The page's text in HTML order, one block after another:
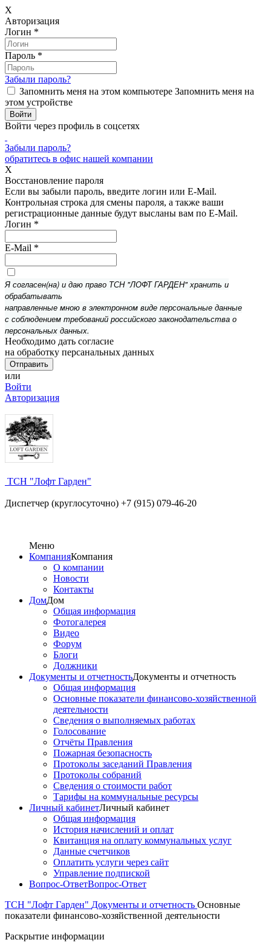
X
Авторизация
Логин *
Пароль *
Забыли пароль?
Запомнить меня на этом компьютере Запомнить меня на
этом устройстве
Войти через профиль в соцсетях
Забыли пароль?
обратитесь в офис нашей компании
X
Восстановление пароля
Если вы забыли пароль, введите логин или E-Mail.
Контрольная строка для смены пароля, а также ваши
регистрационные данные будут высланы вам по E-Mail.
Логин *
E-Mail *
Я согласен(на) и даю право ТСН "ЛОФТ ГАРДЕН" хранить и
обрабатывать
направленные мною в электронном виде персональные данные
с соблюдением требований российского законодательства о
персональных данных.
Необходимо дать согласие
на обработку персанальных данных
или
Войти
Авторизация
ТСН "Лофт Гарден"
Диспетчер (круглосуточно) +7 (915) 079-46-20
Меню
КомпанияКомпания
О компании
Новости
Контакты
ДомДом
Общая информация
Фотогалерея
Видео
Форум
Блоги
Должники
Документы и отчетностьДокументы и отчетность
Общая информация
Основные показатели финансово-хозяйственной
деятельности
Сведения о выполняемых работах
Голосование
Отчёты Правления
Пожарная безопасность
Протоколы заседаний Правления
Протоколы собраний
Сведения о стоимости работ
Тарифы на коммунальные ресурсы
Личный кабинетЛичный кабинет
Общая информация
История начислений и оплат
Квитанция на оплату коммунальных услуг
Данные счетчиков
Оплатить услуги через сайт
Управление подпиской
Вопрос-ОтветВопрос-Ответ
ТСН "Лофт Гарден" Документы и отчетность Основные
показатели финансово-хозяйственной деятельности
Раскрытие информации